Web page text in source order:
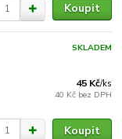
Koupit
45 Kč/ks
40 Kč bez DPH
SKLADEM
Koupit